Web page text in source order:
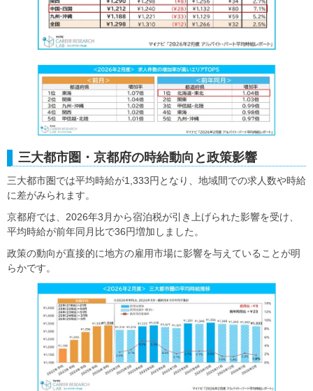
三大都市圏・京都府の時給動向と政策影響
三大都市圏では平均時給が1,333円となり、地域間での求人数や時給
に差がみられます。
京都府では、2026年3月から宿泊税が引き上げられた影響を受け、
平均時給が前年同月比で36円増加しました。
政策の動向が直接的に地方の雇用市場に影響を与えていることが明
らかです。